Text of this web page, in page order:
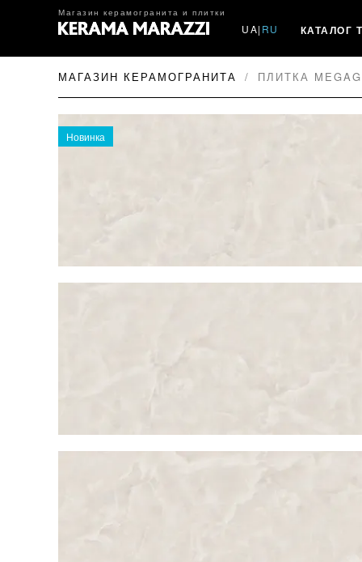
Магазин керамогранита и плитки
UA| RU КАТАЛОГ
МАГАЗИН КЕРАМОГРАНИТА ПЛИТКА
Новинка